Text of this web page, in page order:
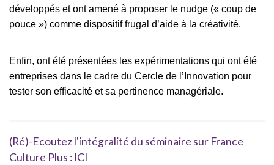
développés et ont amené à proposer le nudge (« coup de
pouce ») comme dispositif frugal d’aide à la créativité.
Enfin, ont été présentées les expérimentations qui ont été
entreprises dans le cadre du Cercle de l’Innovation pour
tester son efficacité et sa pertinence managériale.
(Ré)-Ecoutez l'intégralité du séminaire sur France
Culture Plus : ICI